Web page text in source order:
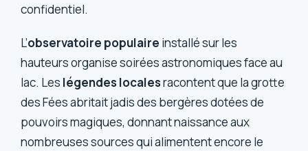
confidentiel.
L’observatoire populaire installé sur les
hauteurs organise soirées astronomiques face au
lac. Les légendes localesracontent que la grotte
des Fées abritait jadis des bergères dotées de
pouvoirs magiques, donnant naissance aux
nombreuses sources qui alimentent encore le